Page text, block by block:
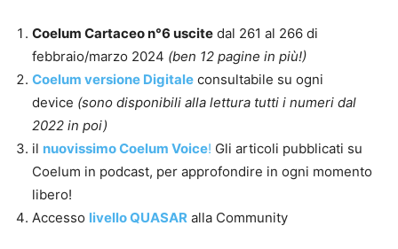
Coelum Cartaceo n°6 uscite dal 261 al 266 di
febbraio/marzo 2024 (ben 12 pagine in più!)
Coelum versione Digitale consultabile su ogni
device (sono disponibili alla lettura tutti i numeri dal
2022 in poi)
il nuovissimo Coelum Voice! Gli articoli pubblicati su
Coelum in podcast, per approfondire in ogni momento
libero!
Accesso livello QUASAR alla Community